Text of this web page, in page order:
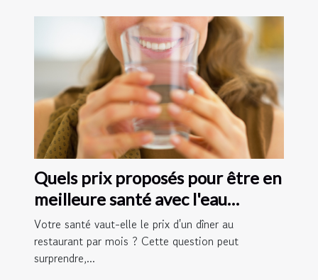
Quels prix proposés pour être en
meilleure santé avec l'eau
structurée ?
Votre santé vaut-elle le prix d'un dîner au
restaurant par mois ? Cette question peut
surprendre,...